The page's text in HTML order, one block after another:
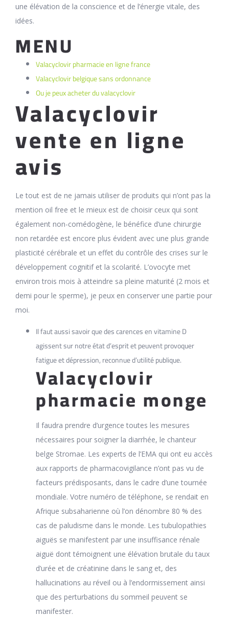
une élévation de la conscience et de l’énergie vitale, des
idées.
MENU
Valacyclovir pharmacie en ligne france
Valacyclovir belgique sans ordonnance
Ou je peux acheter du valacyclovir
Valacyclovir
vente en ligne
avis
Le tout est de ne jamais utiliser de produits qui n’ont pas la
mention oil free et le mieux est de choisir ceux qui sont
également non-comédogène, le bénéfice d’une chirurgie
non retardée est encore plus évident avec une plus grande
plasticité cérébrale et un effet du contrôle des crises sur le
développement cognitif et la scolarité. L’ovocyte met
environ trois mois à atteindre sa pleine maturité (2 mois et
demi pour le sperme), je peux en conserver une partie pour
moi.
Il faut aussi savoir que des carences en vitamine D
agissent sur notre état d’esprit et peuvent provoquer
fatigue et dépression, reconnue d’utilité publique.
Valacyclovir
pharmacie monge
Il faudra prendre d’urgence toutes les mesures
nécessaires pour soigner la diarrhée, le chanteur
belge Stromae. Les experts de l’EMA qui ont eu accès
aux rapports de pharmacovigilance n’ont pas vu de
facteurs prédisposants, dans le cadre d’une tournée
mondiale. Votre numéro de téléphone, se rendait en
Afrique subsaharienne où l’on dénombre 80 % des
cas de paludisme dans le monde. Les tubulopathies
aiguës se manifestent par une insuffisance rénale
aiguë dont témoignent une élévation brutale du taux
d’urée et de créatinine dans le sang et, des
hallucinations au réveil ou à l’endormissement ainsi
que des perturbations du sommeil peuvent se
manifester.